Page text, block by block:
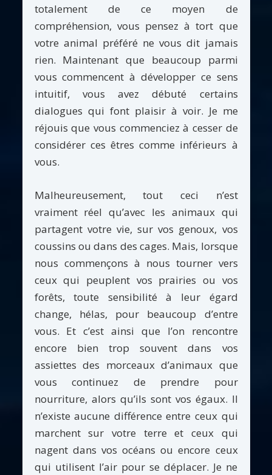
totalement de ce moyen de
compréhension, vous pensez à tort que
votre animal préféré ne vous dit jamais
rien. Maintenant que beaucoup parmi
vous commencent à développer ce sens
intuitif, vous avez débuté certains
dialogues qui font plaisir à voir. Je me
réjouis que vous commenciez à cesser de
considérer ces êtres comme inférieurs à
vous.
Malheureusement, tout ceci n’est
vraiment réel qu’avec les animaux qui
partagent votre vie, sur vos genoux, vos
coussins ou dans des cages. Mais, lorsque
nous commençons à nous tourner vers
ceux qui peuplent vos prairies ou vos
forêts, toute sensibilité à leur égard
change, hélas, pour beaucoup d’entre
vous. Et c’est ainsi que l’on rencontre
encore bien trop souvent dans vos
assiettes des morceaux d’animaux que
vous continuez de prendre pour
nourriture, alors qu’ils sont vos égaux. Il
n’existe aucune différence entre ceux qui
marchent sur votre terre et ceux qui
nagent dans vos océans ou encore ceux
qui utilisent l’air pour se déplacer. Je ne